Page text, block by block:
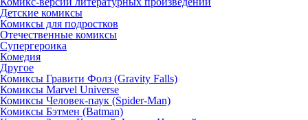
Детские комиксы
Комиксы для подростков
Отечественные комиксы
Супергероика
Комедия
Другое
Комиксы Гравити Фолз (Gravity Falls)
Комиксы Marvel Universe
Комиксы Человек-паук (Spider-Man)
Комиксы Бэтмен (Batman)